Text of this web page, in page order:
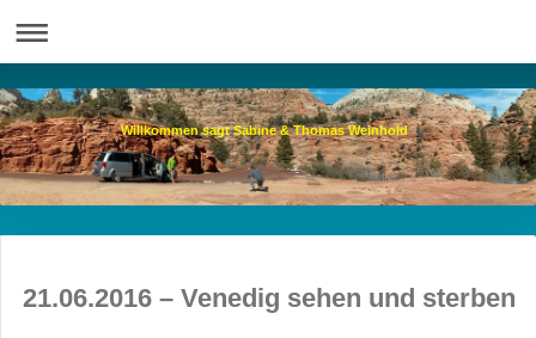
Willkommen sagt Sabine & Thomas Weinhold
21.06.2016 – Venedig sehen und sterben